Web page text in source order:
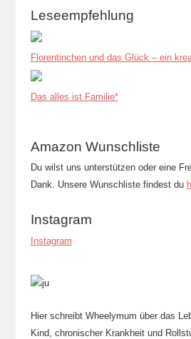
Leseempfehlung
Florentinchen und das Glück – ein
Das alles ist Familie*
Amazon Wunschliste
Du wilst uns unterstützen oder eine
Dank. Unsere Wunschliste findest du
Instagram
Instagram
Hier schreibt Wheelymum über das
Kind, chronischer Krankheit und